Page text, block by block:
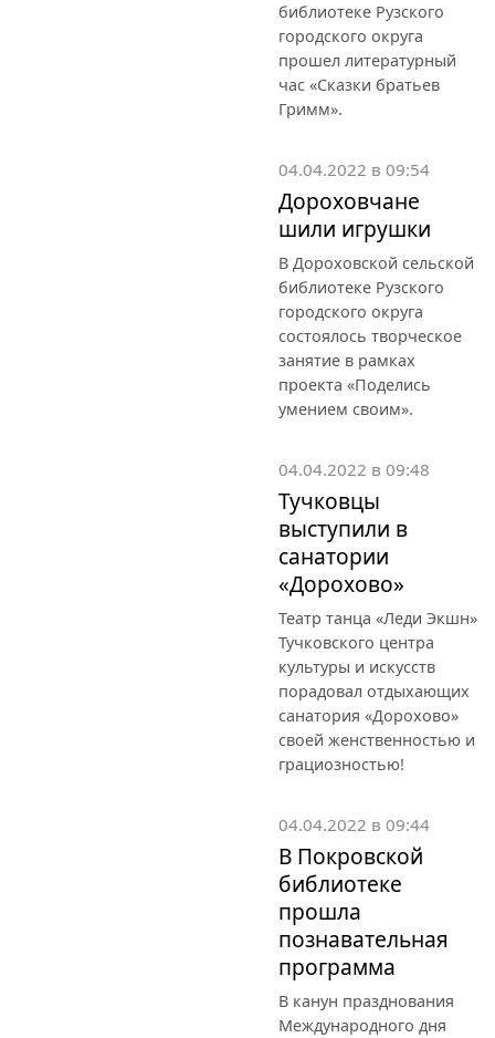
библиотеке Рузского
городского округа
прошел литературный
час «Сказки братьев
Гримм».
04.04.2022 в 09:54
Дороховчане
шили игрушки
В Дороховской сельской
библиотеке Рузского
городского округа
состоялось творческое
занятие в рамках
проекта «Поделись
умением своим».
04.04.2022 в 09:48
Тучковцы
выступили в
санатории
«Дорохово»
Театр танца «Леди Экшн»
Тучковского центра
культуры и искусств
порадовал отдыхающих
санатория «Дорохово»
своей женственностью и
грациозностью!
04.04.2022 в 09:44
В Покровской
библиотеке
прошла
познавательная
программа
В канун празднования
Международного дня